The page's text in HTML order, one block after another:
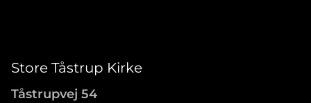
Store Tåstrup Kirke
Tåstrupvej 54